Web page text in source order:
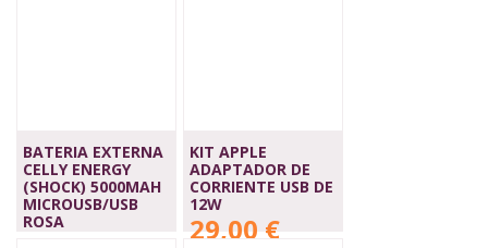
BATERIA EXTERNA
CELLY ENERGY
(SHOCK) 5000MAH
MICROUSB/USB
ROSA
KIT APPLE
ADAPTADOR DE
CORRIENTE USB DE
12W
29,00 €